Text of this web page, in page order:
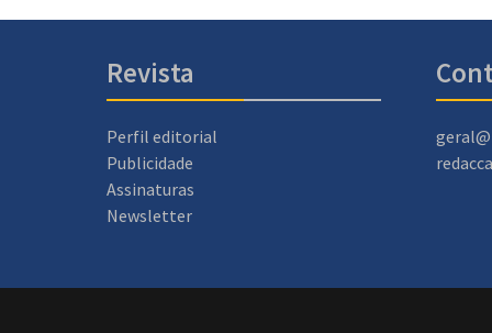
Revista
Perfil editorial
Publicidade
Assinaturas
Newsletter